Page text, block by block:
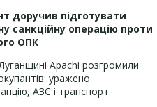
доручив підготувати
санкційну операцію проти
ОПК
Apachi розгромили
уражено
АЗС і транспорт